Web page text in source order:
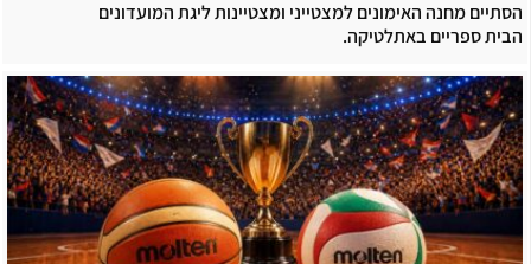
הסתיים מחנה האימונים למצטייני ומצטיינות ליגת המועדונים
הבית ספריים באתלטיקה.